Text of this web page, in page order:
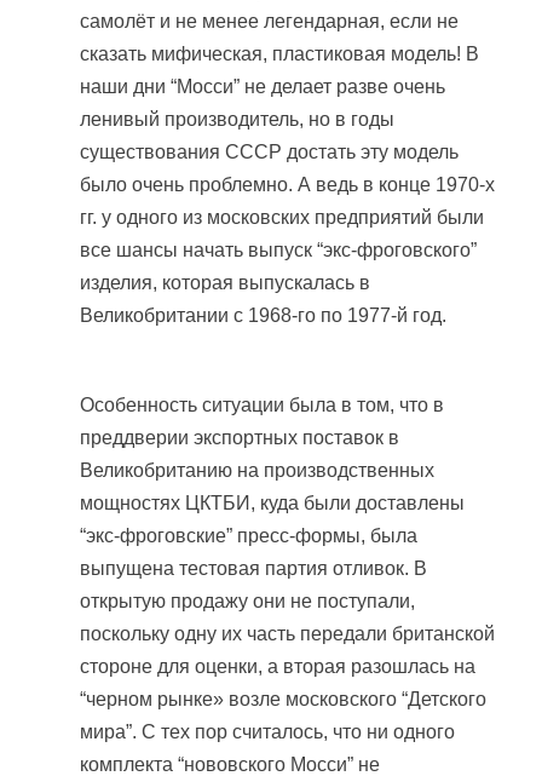
самолёт и не менее легендарная, если не
сказать мифическая, пластиковая модель! В
наши дни “Мосси” не делает разве очень
ленивый производитель, но в годы
существования СССР достать эту модель
было очень проблемно. А ведь в конце 1970-х
гг. у одного из московских предприятий были
все шансы начать выпуск “экс-фроговского”
изделия, которая выпускалась в
Великобритании с 1968-го по 1977-й год.
Особенность ситуации была в том, что в
преддверии экспортных поставок в
Великобританию на производственных
мощностях ЦКТБИ, куда были доставлены
“экс-фроговские” пресс-формы, была
выпущена тестовая партия отливок. В
открытую продажу они не поступали,
поскольку одну их часть передали британской
стороне для оценки, а вторая разошлась на
“черном рынке» возле московского “Детского
мира”. С тех пор считалось, что ни одного
комплекта “нововского Мосси” не